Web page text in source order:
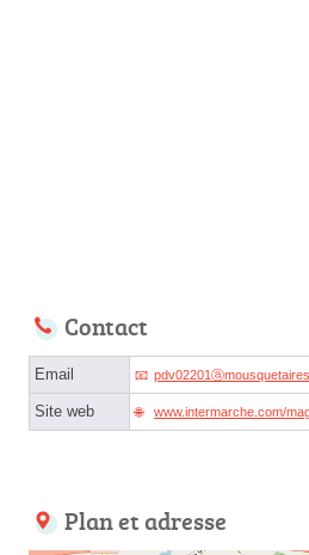
Contact
Email
Site web www.intermarche.com/
Plan et adresse